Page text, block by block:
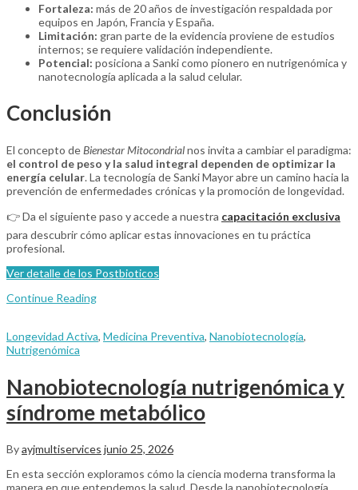
Fortaleza: más de 20 años de investigación respaldada por
equipos en Japón, Francia y España.
Limitación: gran parte de la evidencia proviene de estudios
internos; se requiere validación independiente.
Potencial: posiciona a Sanki como pionero en nutrigenómica y
nanotecnología aplicada a la salud celular.
Conclusión
El concepto deBienestar Mitocondrialnos invita a cambiar el paradigma:
el control de peso y la salud integral dependen de optimizar la
energía celular. La tecnología de Sanki Mayor abre un camino hacia la
prevención de enfermedades crónicas y la promoción de longevidad.
👉 Da el siguiente paso y accede a nuestra capacitación exclusiva
para descubrir cómo aplicar estas innovaciones en tu práctica
profesional.
Ver detalle de los Postbioticos
Continue Reading
Longevidad Activa, Medicina Preventiva, Nanobiotecnología,
Nutrigenómica
Nanobiotecnología nutrigenómica y
síndrome metabólico
Byayjmultiservices junio 25, 2026
En esta sección exploramos cómo la ciencia moderna transforma la